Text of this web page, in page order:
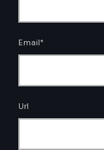
Email*
Url